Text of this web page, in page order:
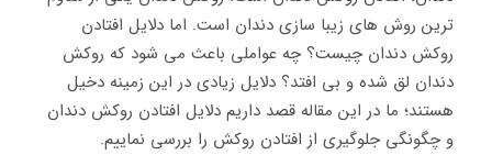
ترین روش های زیبا سازی دندان است. اما دلایل افتادن
روکش دندان چیست؟ چه عواملی باعث می شود که روکش
دندان لق شده و بی افتد؟ دلایل زیادی در این زمینه دخیل
هستند؛ ما در این مقاله قصد داریم دلایل افتادن روکش دندان
و چگونگی جلوگیری از افتادن روکش را بررسی نماییم.